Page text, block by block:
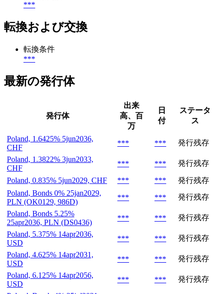
***
転換および交換
転換条件
***
最新の発行体
発行体
出来
高、百
万
日
付
ステータ
ス
Poland, 1.6425% 5jun2036,
CHF
*** ***
発行残存
Poland, 1.3822% 3jun2033,
CHF
*** *** 発行残存
Poland, 0.835% 5jun2029, CHF *** ***
発行残存
Poland, Bonds 0% 25jan2029,
PLN (OK0129, 986D)
*** ***
発行残存
Poland, Bonds 5.25%
25apr2036, PLN (DS0436)
*** ***
発行残存
Poland, 5.375% 14apr2036,
USD
*** ***
発行残存
Poland, 4.625% 14apr2031,
USD
*** ***
発行残存
Poland, 6.125% 14apr2056,
USD
*** ***
発行残存